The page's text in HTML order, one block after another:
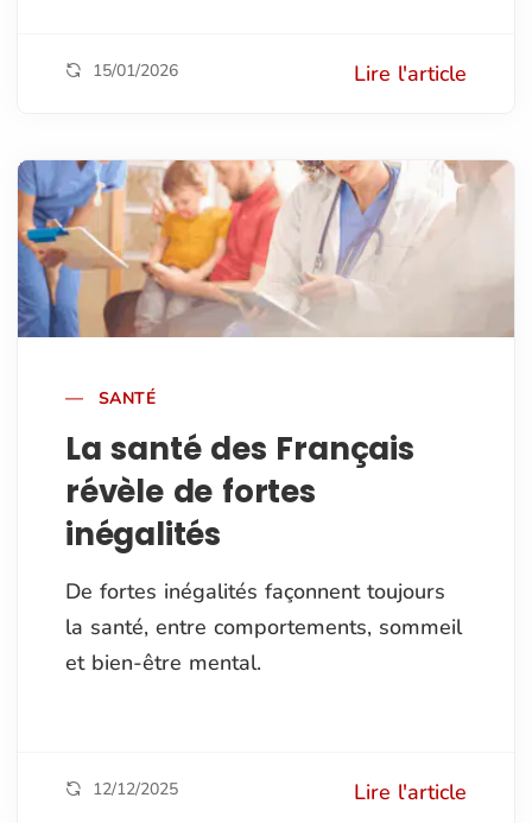
15/01/2026 Lire l'article
SANTÉ
La santé des Français
révèle de fortes
inégalités
De fortes inégalités façonnent toujours
la santé, entre comportements, sommeil
et bien-être mental.
12/12/2025 Lire l'article